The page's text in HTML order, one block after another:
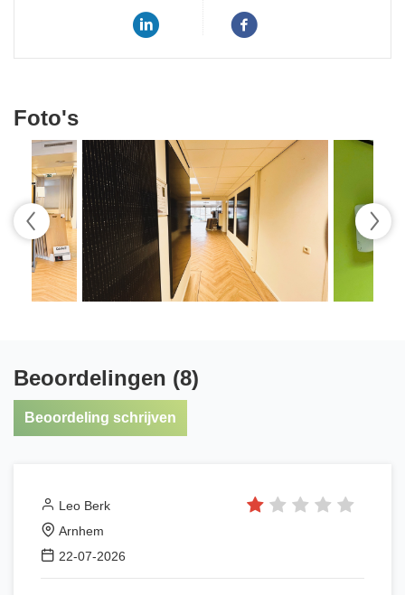
Foto's
Beoordelingen (8)
Beoordeling schrijven
Leo Berk
Arnhem
22-07-2026